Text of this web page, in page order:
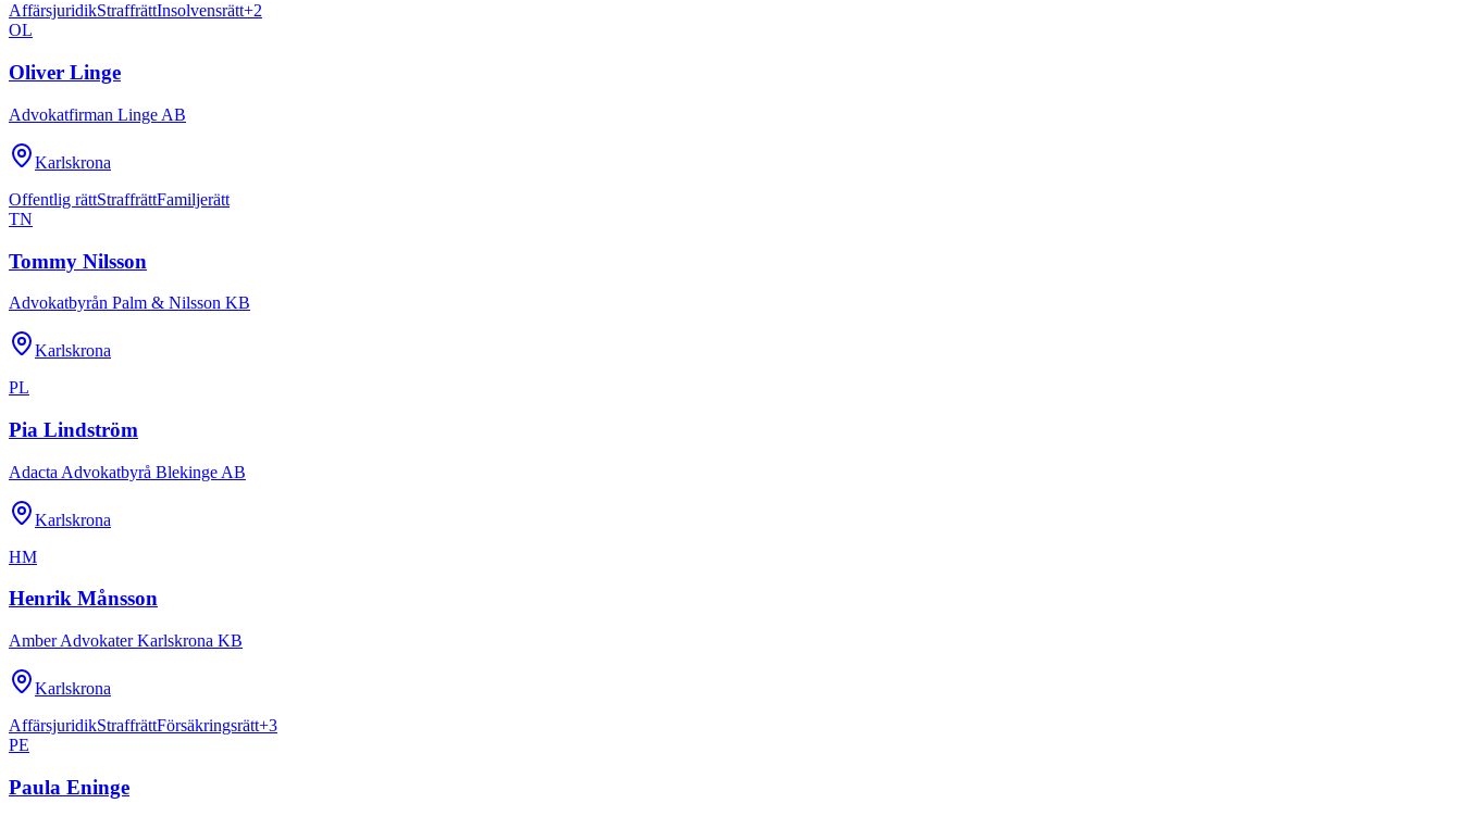
AffärsjuridikStraffrättInsolvensrätt+2
OL
Oliver Linge
Advokatfirman Linge AB
Karlskrona
Offentlig rättStraffrättFamiljerätt
TN
Tommy Nilsson
Advokatbyrån Palm & Nilsson KB
Karlskrona
PL
Pia Lindström
Adacta Advokatbyrå Blekinge AB
Karlskrona
HM
Henrik Månsson
Amber Advokater Karlskrona KB
Karlskrona
AffärsjuridikStraffrättFörsäkringsrätt+3
PE
Paula Eninge